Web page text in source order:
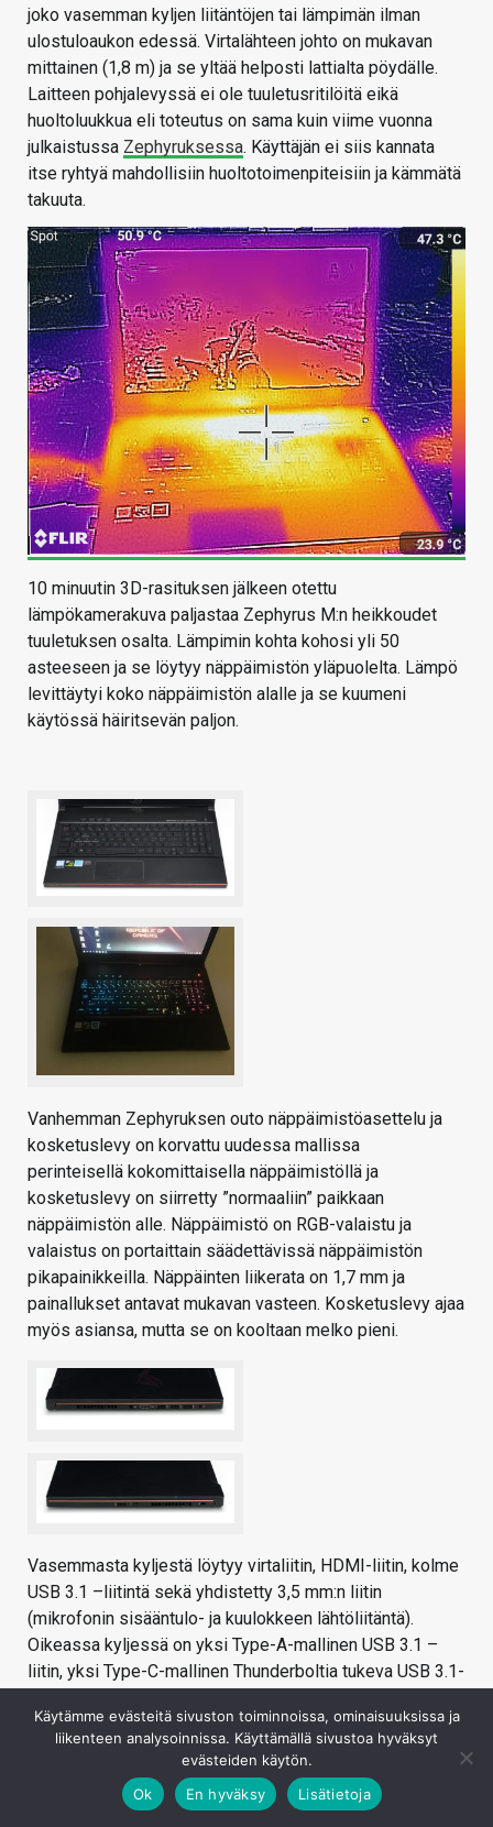
joko vasemman kyljen liitäntöjen tai lämpimän ilman
ulostuloaukon edessä. Virtalähteen johto on mukavan
mittainen (1,8 m) ja se yltää helposti lattialta pöydälle.
Laitteen pohjalevyssä ei ole tuuletusritilöitä eikä
huoltoluukkua eli toteutus on sama kuin viime vuonna
julkaistussa Zephyruksessa. Käyttäjän ei siis kannata
itse ryhtyä mahdollisiin huoltotoimenpiteisiin ja kämmätä
takuuta.
10 minuutin 3D-rasituksen jälkeen otettu
lämpökamerakuva paljastaa Zephyrus M:n heikkoudet
tuuletuksen osalta. Lämpimin kohta kohosi yli 50
asteeseen ja se löytyy näppäimistön yläpuolelta. Lämpö
levittäytyi koko näppäimistön alalle ja se kuumeni
käytössä häiritsevän paljon.
Vanhemman Zephyruksen outo näppäimistöasettelu ja
kosketuslevy on korvattu uudessa mallissa
perinteisellä kokomittaisella näppäimistöllä ja
kosketuslevy on siirretty ”normaaliin” paikkaan
näppäimistön alle. Näppäimistö on RGB-valaistu ja
valaistus on portaittain säädettävissä näppäimistön
pikapainikkeilla. Näppäinten liikerata on 1,7 mm ja
painallukset antavat mukavan vasteen. Kosketuslevy ajaa
myös asiansa, mutta se on kooltaan melko pieni.
Vasemmasta kyljestä löytyy virtaliitin, HDMI-liitin, kolme
USB 3.1 –liitintä sekä yhdistetty 3,5 mm:n liitin
(mikrofonin sisääntulo- ja kuulokkeen lähtöliitäntä).
Oikeassa kyljessä on yksi Type-A-mallinen USB 3.1 –
liitin, yksi Type-C-mallinen Thunderboltia tukeva USB 3.1-
kylkeen olisi mahtunut vielä lisää liittimiä.
Käytämme evästeitä sivuston toiminnoissa, ominaisuuksissa ja
liikenteen analysoinnissa. Käyttämällä sivustoa hyväksyt
evästeiden käytön.
Ok
En hyväksy Lisätietoja